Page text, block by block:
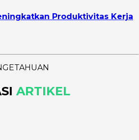
Produktivitas Kerja
ARTIKEL